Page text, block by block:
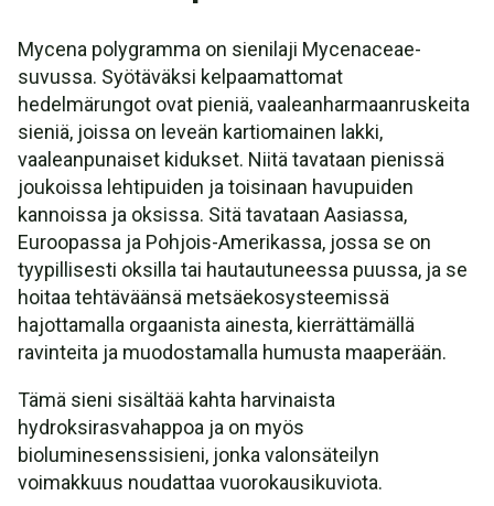
Mycena polygramma on sienilaji Mycenaceae-
suvussa. Syötäväksi kelpaamattomat
hedelmärungot ovat pieniä, vaaleanharmaanruskeita
sieniä, joissa on leveän kartiomainen lakki,
vaaleanpunaiset kidukset. Niitä tavataan pienissä
joukoissa lehtipuiden ja toisinaan havupuiden
kannoissa ja oksissa. Sitä tavataan Aasiassa,
Euroopassa ja Pohjois-Amerikassa, jossa se on
tyypillisesti oksilla tai hautautuneessa puussa, ja se
hoitaa tehtäväänsä metsäekosysteemissä
hajottamalla orgaanista ainesta, kierrättämällä
ravinteita ja muodostamalla humusta maaperään.
Tämä sieni sisältää kahta harvinaista
hydroksirasvahappoa ja on myös
bioluminesenssisieni, jonka valonsäteilyn
voimakkuus noudattaa vuorokausikuviota.